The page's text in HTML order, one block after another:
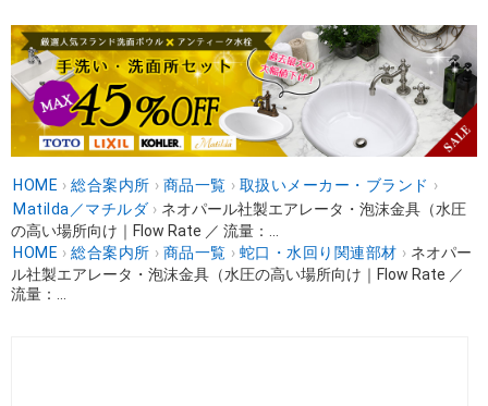
HOME › 総合案内所 › 商品一覧 › 取扱いメーカー・ブランド ›
Matilda／マチルダ › ネオパール社製エアレータ・泡沫金具（水圧
の高い場所向け｜Flow Rate ／ 流量：...
HOME › 総合案内所 › 商品一覧 › 蛇口・水回り関連部材 › ネオパー
ル社製エアレータ・泡沫金具（水圧の高い場所向け｜Flow Rate ／
流量：...